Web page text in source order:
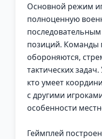
Основной режим
полноценную
позиций. Команды
обороняются,
тактических
кто умеет
с другими
особенности
Геймплей